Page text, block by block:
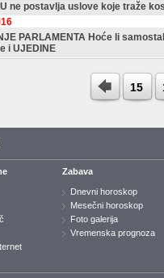
ne postavlja uslove koje traže
PARLAMENTA Hoće li
i UJEDINE
15
Zabava
Dnevni horoskop
Mesečni horoskop
Foto galerija
Vremenska prognoza